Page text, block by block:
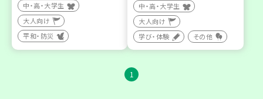
中・高・大学生
大人向け
平和・防災
中・高・大学生
大人向け
学び・体験
その他
1